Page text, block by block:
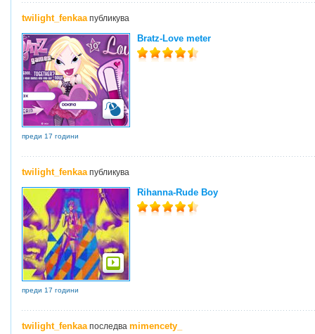
twilight_fenkaaпубликува
Bratz-Love meter
преди 17 години
twilight_fenkaaпубликува
Rihanna-Rude Boy
преди 17 години
twilight_fenkaaпоследва mimencety_